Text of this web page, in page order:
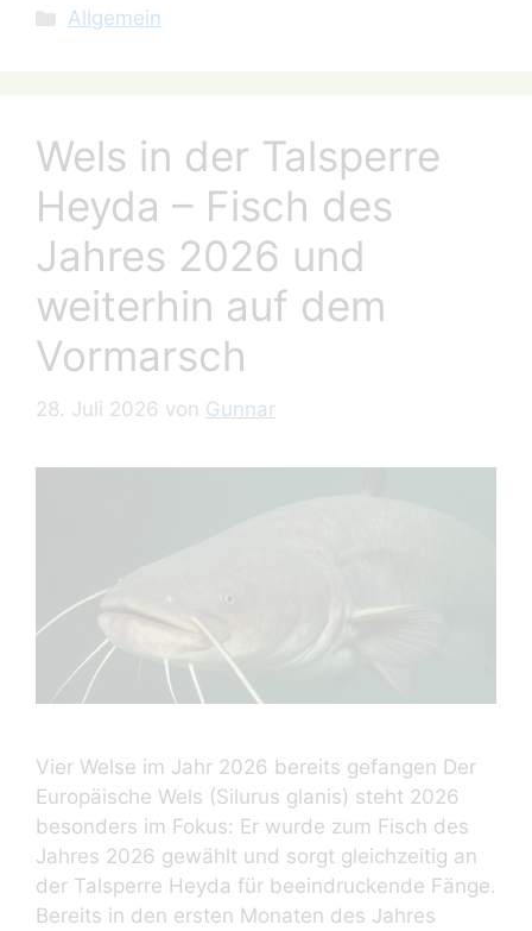
Kategorien
Allgemein
Wels in der Talsperre
Heyda – Fisch des
Jahres 2026 und
weiterhin auf dem
Vormarsch
28. Juli 2026 von Gunnar
Vier Welse im Jahr 2026 bereits gefangen Der
Europäische Wels (Silurus glanis) steht 2026
besonders im Fokus: Er wurde zum Fisch des
Jahres 2026 gewählt und sorgt gleichzeitig an
der Talsperre Heyda für beeindruckende Fänge.
Bereits in den ersten Monaten des Jahres